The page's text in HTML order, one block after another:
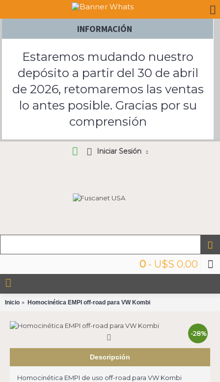
INFORMACIÓN
Estaremos mudando nuestro
depósito a partir del 30 de abril
de 2026, retomaremos las ventas
lo antes posible. Gracias por su
comprensión
Iniciar Sesión
0 - U$S 0.00
Inicio Homocinética EMPI off-road para VW Kombi
-28%
Descripción
Homocinética EMPI de uso off-road para VW Kombi